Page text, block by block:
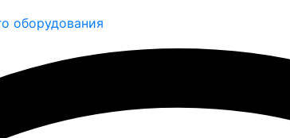
оборудования